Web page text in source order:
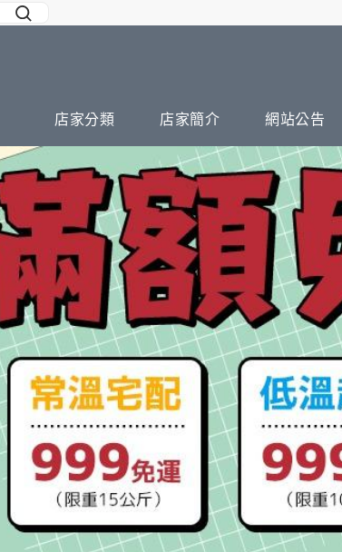
店家分類 店家簡介 網站公告